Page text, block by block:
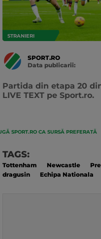
STRANIERI
SPORT.RO
Data publicarii:
Partida din etapa 20
LIVE TEXT pe Sport.ro.
SPORT.RO CA SURSĂ PREFERATĂ
TAGS:
Tottenham Newcastle
dragusin
Echipa Nationala